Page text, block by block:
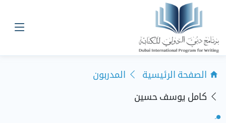
الصفحة الرئيسية المدربون
كامل يوسف حسين